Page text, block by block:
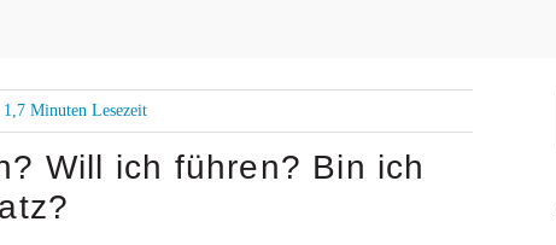
1,7 Minuten Lesezeit
Will ich führen? Bin ich